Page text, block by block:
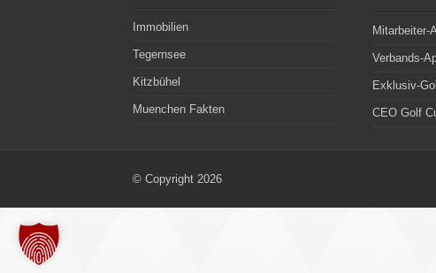
Immobilien
Tegernsee
Kitzbühel
Muenchen Fakten
Mitarbeiter-
Verbands-
Exklusiv-
CEO Golf
© Copyright 2026